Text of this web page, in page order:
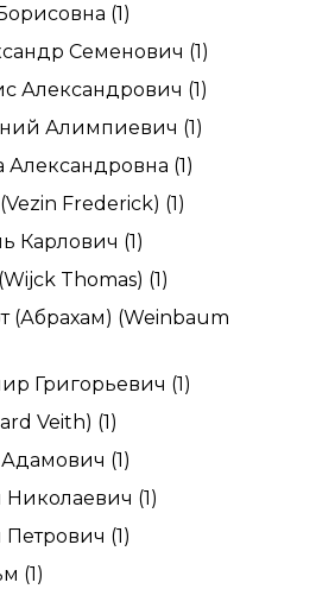
(1)
Семенович (1)
Александрович (1)
Алимпиевич (1)
(1)
Frederick) (1)
Карлович (1)
Thomas) (1)
(Абрахам) (Weinbaum
Григорьевич (1)
Veith) (1)
(1)
(1)
(1)
(1)